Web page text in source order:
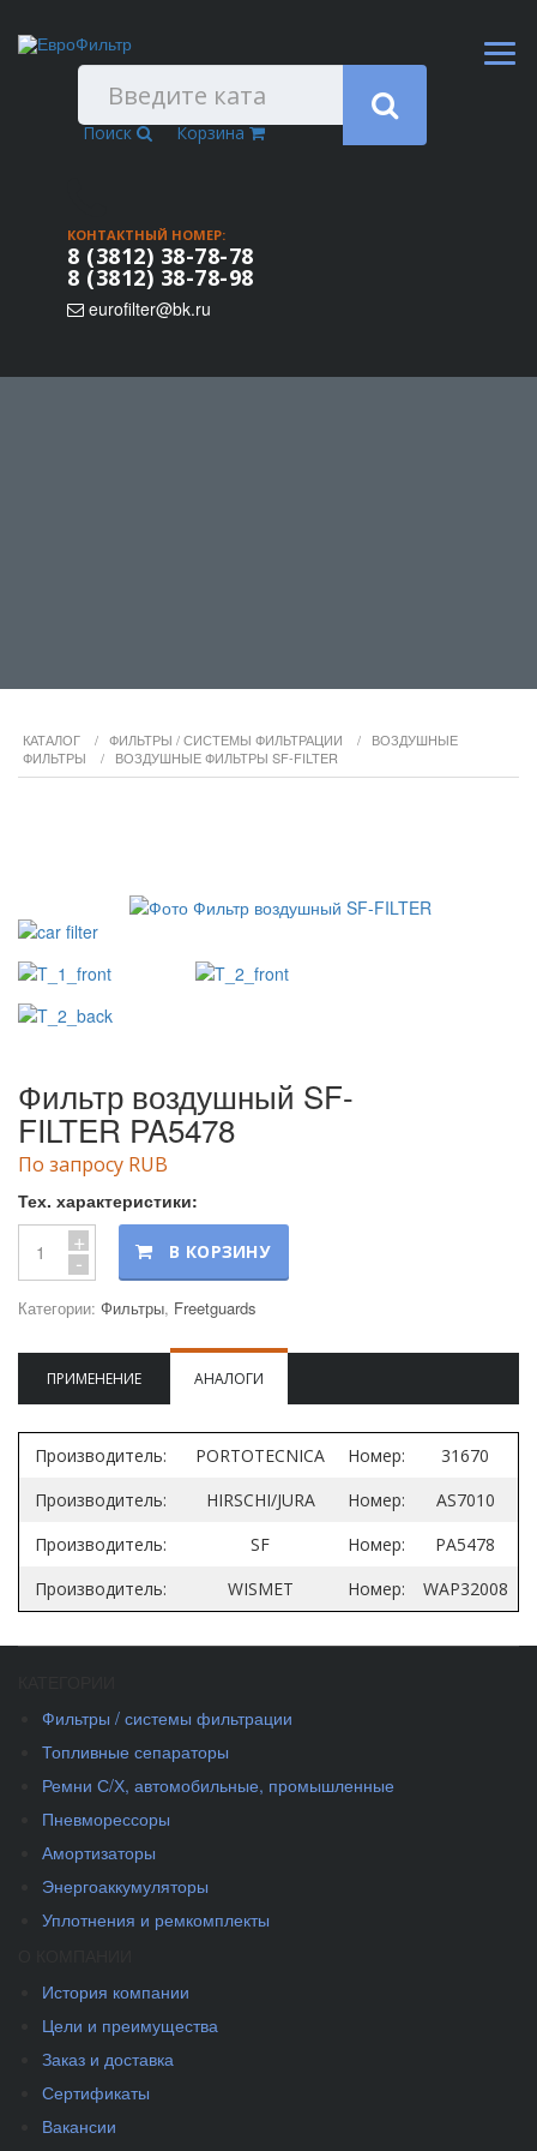
Поиск Корзина
КОНТАКТНЫЙ НОМЕР:
8 (3812) 38-78-78
8 (3812) 38-78-98
eurofilter@bk.ru
КАТАЛОГ / ФИЛЬТРЫ / СИСТЕМЫ ФИЛЬТРАЦИИ / ВОЗДУШНЫЕ
ФИЛЬТРЫ / ВОЗДУШНЫЕ ФИЛЬТРЫ SF-FILTER
Фильтр воздушный SF-
FILTER PA5478
По запросу RUB
Тех. характеристики:
+
- В КОРЗИНУ
Категории: Фильтры, Freetguards
ПРИМЕНЕНИЕ АНАЛОГИ
Производитель: PORTOTECNICA Номер:
31670
Производитель:
HIRSCHI/JURA Номер:
AS7010
Производитель:
SF Номер:
PA5478
Производитель:
WISMET Номер: WAP32008
Фильтры / системы фильтрации
Топливные сепараторы
Ремни С/Х, автомобильные, промышленные
Пневморессоры
Амортизаторы
Энергоаккумуляторы
Уплотнения и ремкомплекты
История компании
Цели и преимущества
Заказ и доставка
Сертификаты
Вакансии